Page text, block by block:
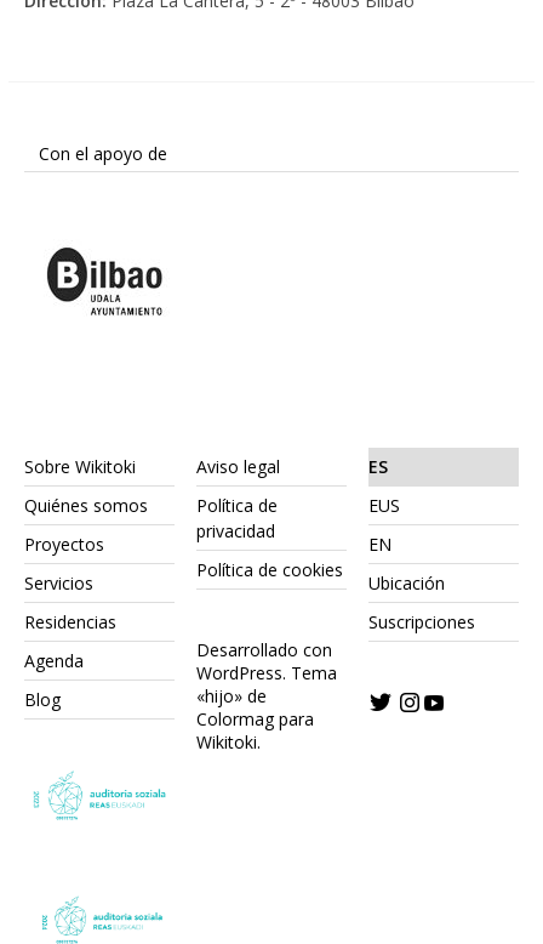
Con el apoyo de
Sobre Wikitoki
Quiénes somos
Proyectos
Servicios
Residencias
Agenda
Blog
Aviso legal
Política de
privacidad
Política de cookies
Desarrollado con
WordPress. Tema
«hijo» de
Colormag para
Wikitoki.
ES
EUS
EN
Ubicación
Suscripciones